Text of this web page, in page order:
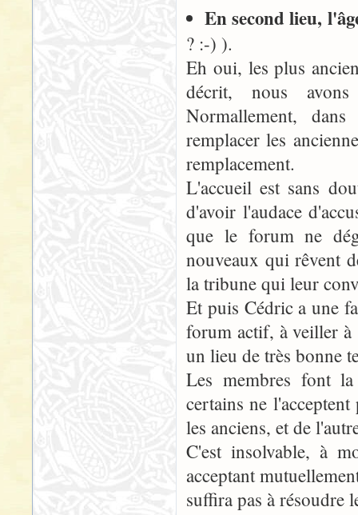
En second lieu,
? :-) ).
Eh oui, les plus
décrit, nous
Normallement,
remplacer les
remplacement.
L'accueil est sans
d'avoir l'audace
que le forum ne
nouveaux qui rêvent
la tribune qui leur
Et puis Cédric a une
forum actif, à veiller à
un lieu de très bonne
Les membres font
certains ne
les anciens, et de
C'est insolvable, à
acceptant
suffira pas à résoudre